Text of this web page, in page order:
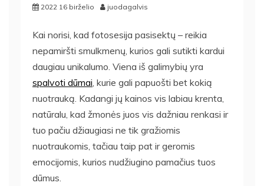
2022 16 birželio juodagalvis
Kai norisi, kad fotosesija pasisektų – reikia
nepamiršti smulkmenų, kurios gali sutikti kardui
daugiau unikalumo. Viena iš galimybių yra
spalvoti dūmai , kurie gali papuošti bet kokią
nuotrauką. Kadangi jų kainos vis labiau krenta,
natūralu, kad žmonės juos vis dažniau renkasi ir
tuo pačiu džiaugiasi ne tik gražiomis
nuotraukomis, tačiau taip pat ir geromis
emocijomis, kurios nudžiugino pamačius tuos
dūmus.